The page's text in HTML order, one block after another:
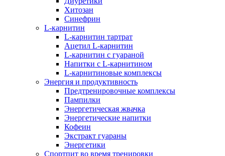
Хитозан
Синефрин
L-карнитин
L-карнитин тартрат
Ацетил L-карнитин
L-карнитин с гуараной
Напитки c L-карнитином
L-карнитиновые комплексы
Энергия и продуктивность
Предтренировочные комплексы
Пампилки
Энергетическая жвачка
Энергетические напитки
Кофеин
Экстракт гуараны
Энергетики
Спортпит во время тренировки